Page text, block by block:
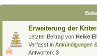
Erweiterung der
Letzter Beitrag von Heike
Verfasst in Ankündigungen
Antworten: 3